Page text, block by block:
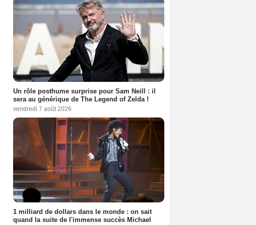
Un rôle posthume surprise pour Sam Neill : il
sera au générique de The Legend of Zelda !
vendredi 7 août 2026
1 milliard de dollars dans le monde : on sait
quand la suite de l'immense succès Michael